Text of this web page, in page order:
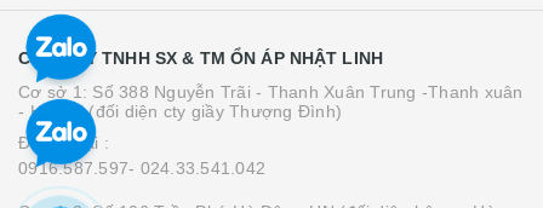
CÔNG TY TNHH SX & TM ỔN ÁP NHẬT LINH
Cơ sở 1: Số 388 Nguyễn Trãi - Thanh Xuân Trung -Thanh xuân
- Hà Nội (đối diện cty giầy Thượng Đình)
Điện thoại :
0916.587.597- 024.33.541.042